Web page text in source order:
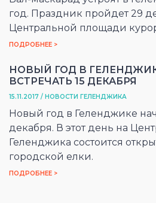
год. Праздник пройдет 29
Центральной площади
ПОДРОБНЕЕ >
НОВЫЙ ГОД В
ВСТРЕЧАТЬ 15 ДЕКАБРЯ
15.11.2017 / НОВОСТИ ГЕЛЕНДЖИКА
Новый год в Геленджике
декабря. В этот день на
Геленджика состоится
городской елки.
ПОДРОБНЕЕ >